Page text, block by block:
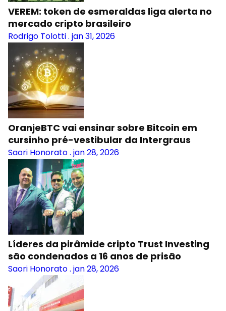
VEREM: token de esmeraldas liga alerta no
mercado cripto brasileiro
Rodrigo Tolotti. jan 31, 2026
OranjeBTC vai ensinar sobre Bitcoin em
cursinho pré-vestibular da Intergraus
Saori Honorato. jan 28, 2026
Líderes da pirâmide cripto Trust Investing
são condenados a 16 anos de prisão
Saori Honorato. jan 28, 2026